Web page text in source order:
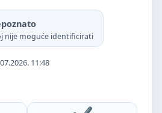
nije moguće identificirati
11:48